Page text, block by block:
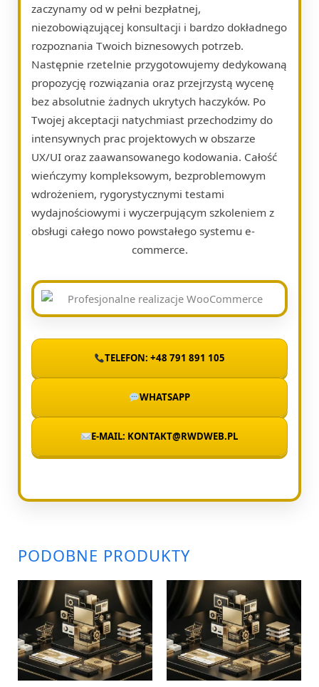
zaczynamy od w pełni bezpłatnej,
niezobowiązującej konsultacji i bardzo dokładnego
rozpoznania Twoich biznesowych potrzeb.
Następnie rzetelnie przygotowujemy dedykowaną
propozycję rozwiązania oraz przejrzystą wycenę
bez absolutnie żadnych ukrytych haczyków. Po
Twojej akceptacji natychmiast przechodzimy do
intensywnych prac projektowych w obszarze
UX/UI oraz zaawansowanego kodowania. Całość
wieńczymy kompleksowym, bezproblemowym
wdrożeniem, rygorystycznymi testami
wydajnościowymi i wyczerpującym szkoleniem z
obsługi całego nowo powstałego systemu e-
commerce.
TELEFON: +48 791 891 105
WHATSAPP
E-MAIL: KONTAKT@RWDWEB.PL
PODOBNE PRODUKTY